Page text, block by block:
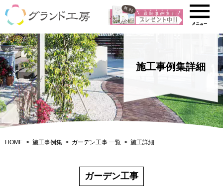
施工事例集詳細
HOME 施工事例集 ガーデン工事 一覧 施工詳細
ガーデン工事